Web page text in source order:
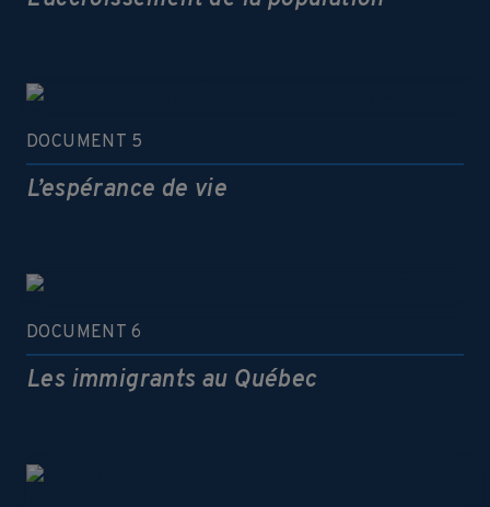
DOCUMENT 5
L’espérance de vie
DOCUMENT 6
Les immigrants au Québec